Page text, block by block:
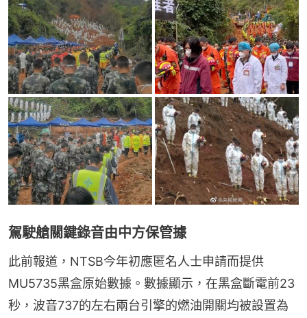
駕駛艙關鍵錄音由中方保管據
此前報道，NTSB今年初應匿名人士申請而提供
MU5735黑盒原始數據。數據顯示，在黑盒斷電前23
秒，波音737的左右兩台引擎的燃油開關均被設置為